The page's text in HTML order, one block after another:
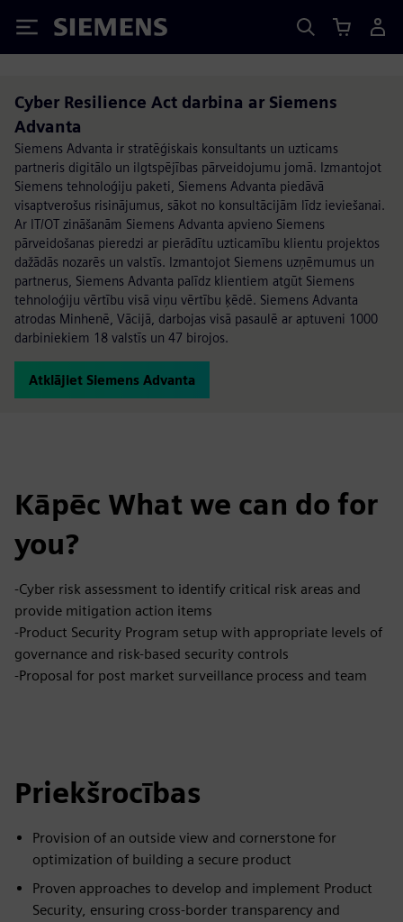
Siemens
Cyber Resilience Act darbina ar Siemens
Advanta
Siemens Advanta ir stratēģiskais konsultants un uzticams
partneris digitālo un ilgtspējības pārveidojumu jomā. Izmantojot
Siemens tehnoloģiju paketi, Siemens Advanta piedāvā
visaptverošus risinājumus, sākot no konsultācijām līdz ieviešanai.
Ar IT/OT zināšanām Siemens Advanta apvieno Siemens
pārveidošanas pieredzi ar pierādītu uzticamību klientu projektos
dažādās nozarēs un valstīs. Izmantojot Siemens uzņēmumus un
partnerus, Siemens Advanta palīdz klientiem atgūt Siemens
tehnoloģiju vērtību visā viņu vērtību ķēdē. Siemens Advanta
atrodas Minhenē, Vācijā, darbojas visā pasaulē ar aptuveni 1000
darbiniekiem 18 valstīs un 47 birojos.
Atklājiet Siemens Advanta
Kāpēc What we can do for
you?
-Cyber risk assessment to identify critical risk areas and
provide mitigation action items
-Product Security Program setup with appropriate levels of
governance and risk-based security controls
-Proposal for post market surveillance process and team
Priekšrocības
Provision of an outside view and cornerstone for
optimization of building a secure product
Proven approaches to develop and implement Product
Security, ensuring cross-border transparency and